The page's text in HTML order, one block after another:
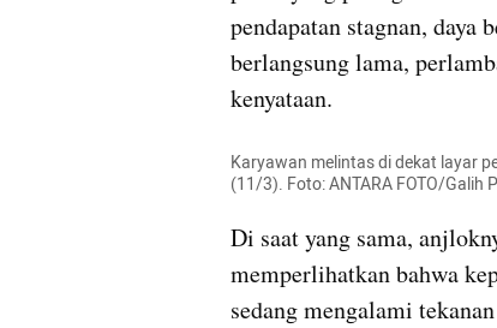
pendapatan stagnan,
berlangsung lama,
kenyataan.
Karyawan melintas di dekat layar
(11/3). Foto: ANTARA FOTO/Galih
Di saat yang sama,
memperlihatkan bahwa
sedang mengalami